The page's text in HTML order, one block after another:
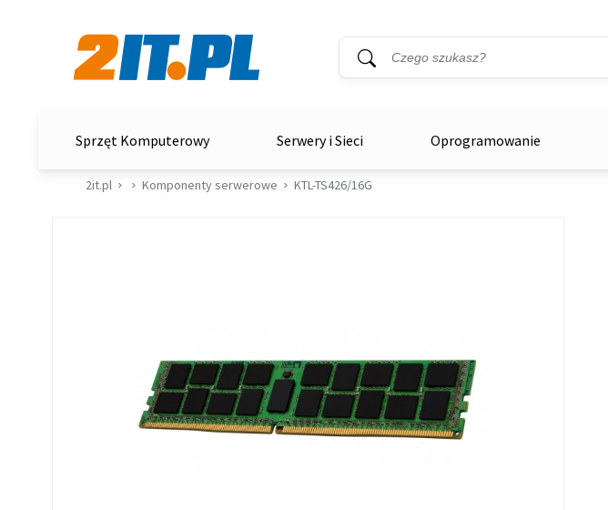
Wyszukiwarka
Słowo kluczowe
Sprzęt Komputerowy Serwery i Sieci Oprogramowanie
2it.pl Komponenty serwerowe KTL-TS426/16G